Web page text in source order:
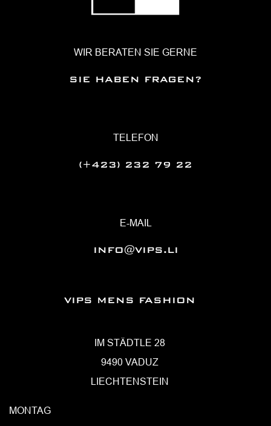
VIPS MENS FASHION
IM STÄDTLE 28
9490 VADUZ
LIECHTENSTEIN
MONTAG
WIR BERATEN SIE GERNE
SIE HABEN FRAGEN?
TELEFON
(+423) 232 79 22
E-MAIL
INFO@VIPS.LI